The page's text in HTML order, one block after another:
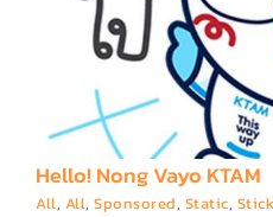
Hello! Nong Vayo KTAM
All, All, Sponsored, Static,